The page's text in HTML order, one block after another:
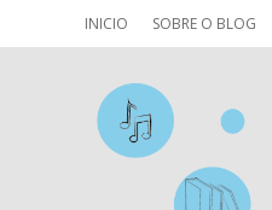
INICIO SOBRE O BLOG